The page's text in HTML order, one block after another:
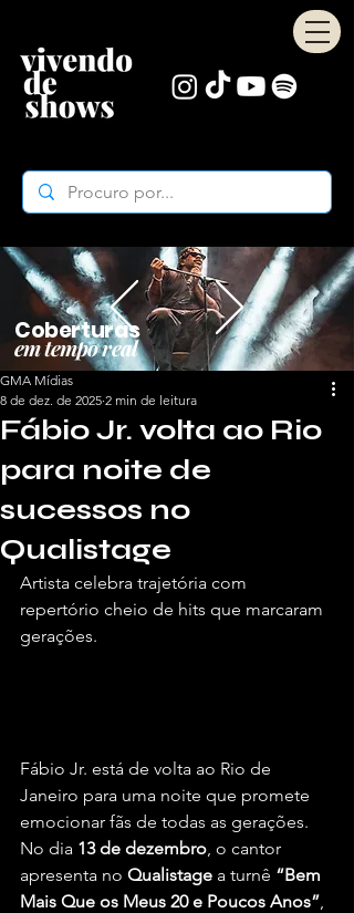
Coberturas
em tempo real
Fábio Jr. volta ao Rio
para noite de
sucessos no
Qualistage
GMA Mídias
8 de dez. de 2025 2 min de leitura
Artista celebra trajetória com
repertório cheio de hits que marcaram
gerações.
Fábio Jr. está de volta ao Rio de
Janeiro para uma noite que promete
emocionar fãs de todas as gerações.
No dia 13 de dezembro, o cantor
apresenta no Qualistage a turnê “Bem
Mais Que os Meus 20 e Poucos Anos”,